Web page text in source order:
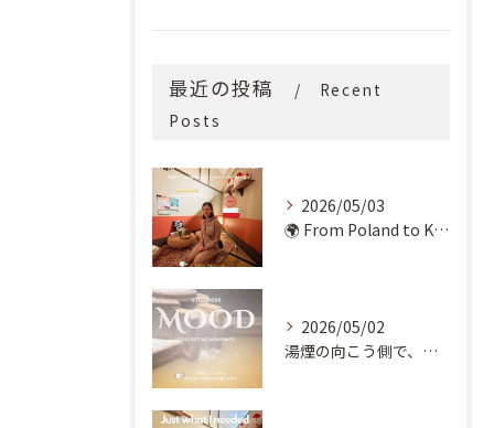
最近の投稿
Recent
Posts
2026/05/03
🌍 From Poland to Kyoto! 🇵🇱✨
2026/05/02
湯煙の向こう側で、魂の輪郭を整える。